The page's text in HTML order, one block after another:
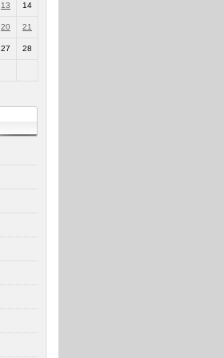
13 14
20 21
27 28